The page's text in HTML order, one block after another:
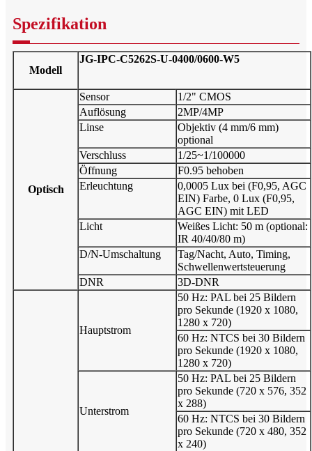
Spezifikation
Modell
JG-IPC-C5262S-U-0400/0600-W5
Optisch
Sensor
1/2" CMOS
Auflösung
2MP/4MP
Linse
Objektiv (4 mm/6 mm)
optional
Verschluss
1/25~1/100000
Öffnung
F0.95 behoben
Erleuchtung
0,0005 Lux bei (F0,95, AGC
EIN) Farbe, 0 Lux (F0,95,
AGC EIN) mit LED
Licht
Weißes Licht: 50 m (optional:
IR 40/40/80 m)
D/N-Umschaltung
Tag/Nacht, Auto, Timing,
Schwellenwertsteuerung
DNR
3D-DNR
Hauptstrom
50 Hz: PAL bei 25 Bildern
pro Sekunde (1920 x 1080,
1280 x 720)
60 Hz: NTCS bei 30 Bildern
pro Sekunde (1920 x 1080,
1280 x 720)
Unterstrom
50 Hz: PAL bei 25 Bildern
pro Sekunde (720 x 576, 352
x 288)
60 Hz: NTCS bei 30 Bildern
pro Sekunde (720 x 480, 352
x 240)